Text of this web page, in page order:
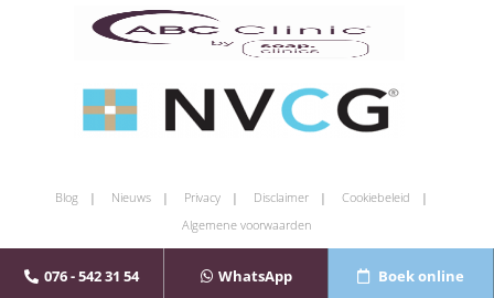
076 - 542 31 54 WhatsApp Boek online
Blog Nieuws Privacy Disclaimer
Cookiebeleid
Algemene voorwaarden